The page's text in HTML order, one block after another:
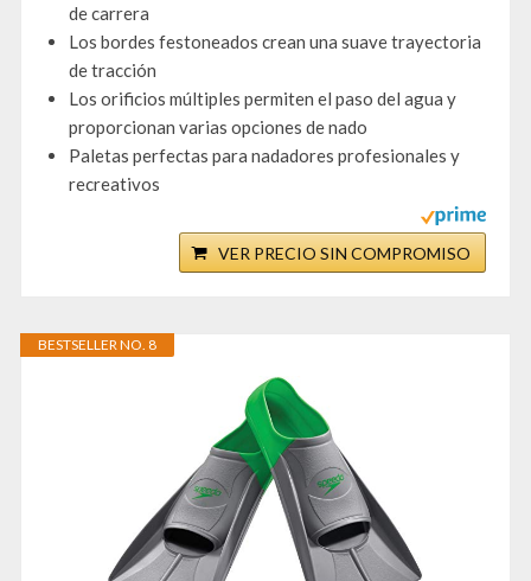
de carrera
Los bordes festoneados crean una suave trayectoria
de tracción
Los orificios múltiples permiten el paso del agua y
proporcionan varias opciones de nado
Paletas perfectas para nadadores profesionales y
recreativos
VER PRECIO SIN COMPROMISO
BESTSELLER NO. 8